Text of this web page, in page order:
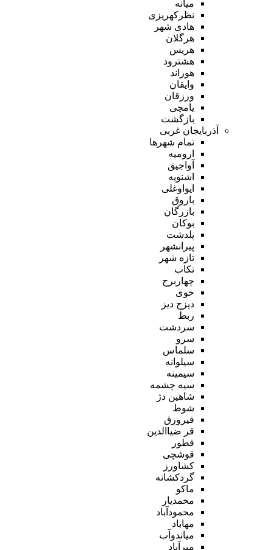
میانه
نظرکهریزی
هادی شهر
هرگلان
هریس
هشترود
هوراند
وایقان
ورزقان
یامچی
بازگشت
آذربایجان غربی
تمام شهر‌ها
ارومیه
آواجیق
اشنویه
ایواوغلی
باروق
بازرگان
بوکان
پلدشت
پیرانشهر
تازه شهر
تکاب
چهاربرج
خوی
دیزج دیز
ربط
سردشت
سرو
سلماس
سیلوانه
سیمینه
سیه چشمه
شاهین دژ
شوط
فیرورق
قر ضیاالدین
قطور
قوشچی
کشاورز
گردکشانه
ماکو
محمدیار
محمودآباد
مهاباد
میاندوآب
میرآباد